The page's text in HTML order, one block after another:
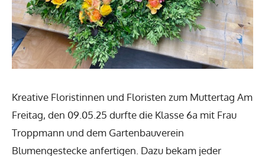
Kreative Floristinnen und Floristen zum Muttertag Am
Freitag, den 09.05.25 durfte die Klasse 6a mit Frau
Troppmann und dem Gartenbauverein
Blumengestecke anfertigen. Dazu bekam jeder